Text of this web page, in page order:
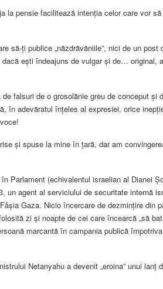
la pensie facilitează intenția celor care vor
să-ți publice „năzdrăvăniile”, nici de un post
ești îndeajuns de vulgar și de… original,
falsuri de o grosolănie greu de conceput și
în adevăratul înțeles al expresiei, orice
și spuse la mine în țară, dar am
Parlament (echivalentul israelian al Dianei
un agent al serviciului de securitate internă
Gaza. Nicio încercare de dezmințire din
zi și noapte de cei care încearcă „să
marcantă în campania publică împotriva
Netanyahu a devenit „eroina” unui lanț